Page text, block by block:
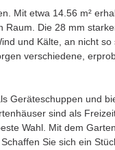
Mit etwa 14.56 m²
Raum. Die 28 mm
und Kälte, an nicht so
verschiedene,
Geräteschuppen und
sind als
Wahl. Mit dem
Sie sich ein